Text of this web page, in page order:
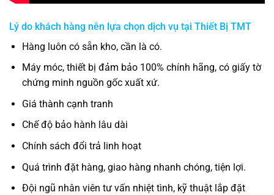
Lý do khách hàng nên lựa chọn dịch vụ tại Thiết Bị TMT
Hàng luôn có sẵn kho, cần là có.
Máy móc, thiết bị đảm bảo 100% chính hãng, có giấy tờ
chứng minh nguồn gốc xuất xứ.
Giá thành cạnh tranh
Chế độ bảo hành lâu dài
Chính sách đổi trả linh hoạt
Quá trình đặt hàng, giao hàng nhanh chóng, tiện lợi.
Đội ngũ nhân viên tư vấn nhiệt tình, kỹ thuật lắp đặt